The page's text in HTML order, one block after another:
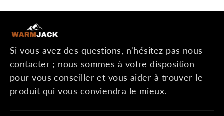
Si vous avez des questions, n'hésitez pas nous
contacter ; nous sommes à votre disposition
pour vous conseiller et vous aider à trouver le
produit qui vous conviendra le mieux.